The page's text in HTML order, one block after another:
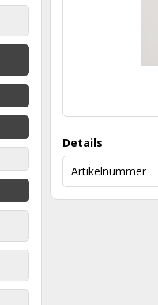
Details
Artikelnummer